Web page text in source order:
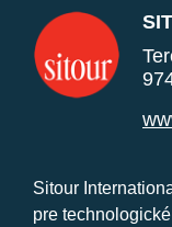
Sitour
pre